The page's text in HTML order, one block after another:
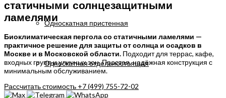
Односкатная пристенная
Односкатная отдельностоящая
статичными солнцезащитными
ламелями
Биоклиматическая пергола со статичными ламелями —
практичное решение для защиты от солнца и осадков в
Москве и в Московской области. Подходит для террас, кафе,
входных групп и уличных зон. Простая, надёжная конструкция с
минимальным обслуживанием.
Рассчитать стоимость +7 (499) 755-72-02